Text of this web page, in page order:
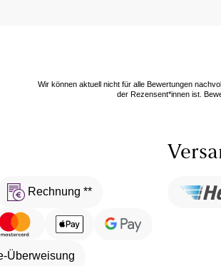
Wir können aktuell nicht für alle Bewertungen
der Rezensent*innen ist.
Rechnung **
Überweisung